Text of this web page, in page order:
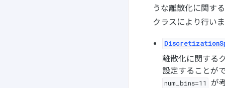
うな離散化に関す
クラスにより行い
離散化に関する
設定することが
num_bins=11 が